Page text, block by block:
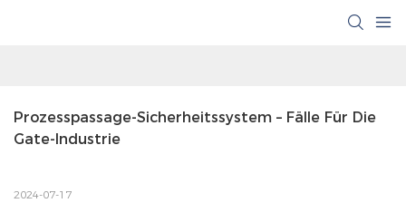
Prozesspassage-Sicherheitssystem – Fälle Für Die
Gate-Industrie
2024-07-17